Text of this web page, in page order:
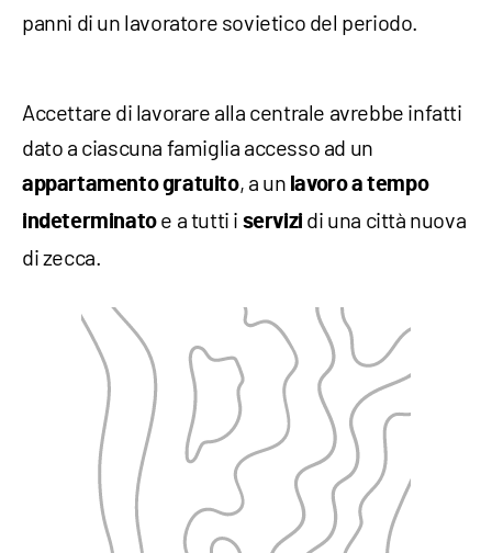
panni di un lavoratore sovietico del periodo.
Accettare di lavorare alla centrale avrebbe infatti
dato a ciascuna famiglia accesso ad un
appartamentogratuito, a un lavoro a tempo
indeterminatoe a tutti i servizi di una città nuova
di zecca.